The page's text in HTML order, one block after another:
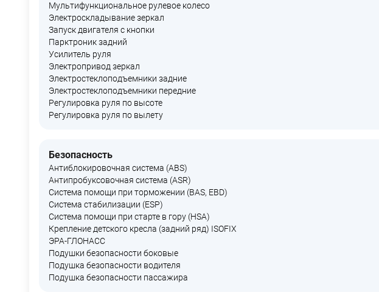
Мультифункциональное рулевое колесо
Электроскладывание зеркал
Запуск двигателя с кнопки
Парктроник задний
Усилитель руля
Электропривод зеркал
Электростеклоподъемники задние
Электростеклоподъемники передние
Регулировка руля по высоте
Регулировка руля по вылету
Безопасность
Антиблокировочная система (ABS)
Антипробуксовочная система (ASR)
Система помощи при торможении (BAS, EBD)
Система стабилизации (ESP)
Система помощи при старте в гору (HSA)
Крепление детского кресла (задний ряд) ISOFIX
ЭРА-ГЛОНАСС
Подушки безопасности боковые
Подушка безопасности водителя
Подушка безопасности пассажира